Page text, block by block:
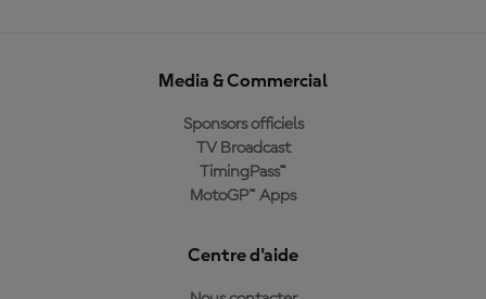
Media & Commercial
Sponsors officiels
TV Broadcast
TimingPass™
MotoGP™ Apps
Centre d'aide